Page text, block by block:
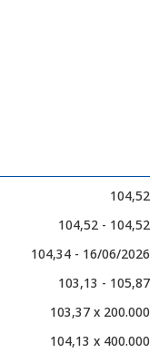
104,52
104,52 - 104,52
104,34 - 16/06/2026
103,13 - 105,87
103,37 x 200.000
104,13 x 400.000